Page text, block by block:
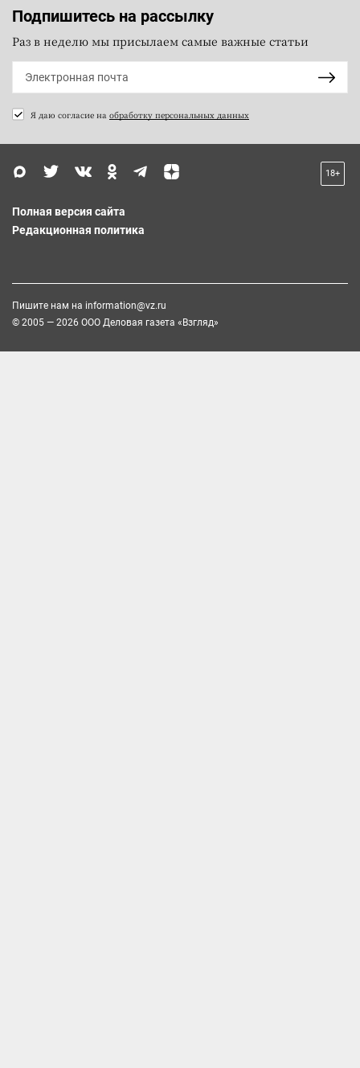
Подпишитесь на рассылку
Раз в неделю мы присылаем самые важные статьи
Я даю согласие на обработку персональных данных
18+
Полная версия сайта
Редакционная политика
Пишите нам на information@vz.ru
© 2005 — 2026 ООО Деловая газета «Взгляд»